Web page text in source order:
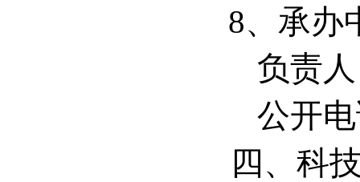
8、承办
负责人
公开电
四、科